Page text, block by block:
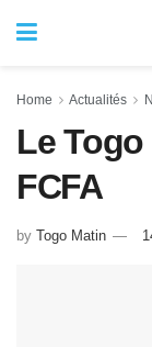
Home Actualités
Le
FCFA
by Togo Matin